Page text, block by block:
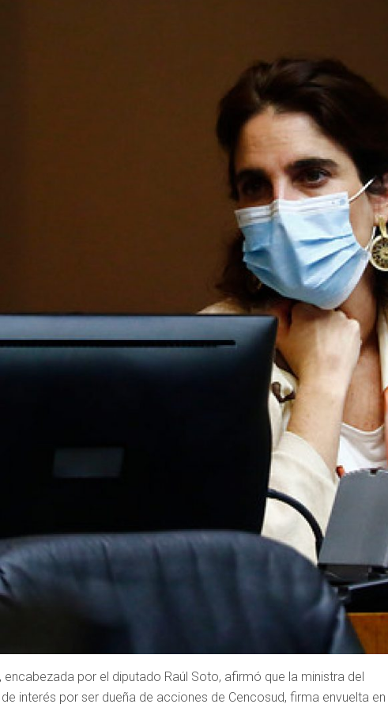
por el diputado Raúl Soto, afirmó que la ministra del
interés por ser dueña de acciones de Cencosud, firma envuelta en